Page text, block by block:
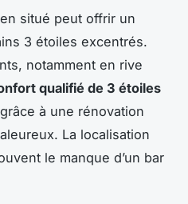
situé peut offrir un
3 étoiles excentrés.
notamment en rive
qualifié de 3 étoiles
à une rénovation
La localisation
le manque d’un bar